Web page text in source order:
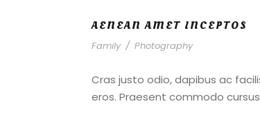
AENEAN AMET INCEPTOS
Family / Photography
Cras justo odio, dapibus ac
eros. Praesent commodo